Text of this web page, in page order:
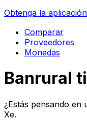
Obtenga la aplicación
Comparar
Proveedores
Monedas
Banrural
¿Estás pensando
Xe.